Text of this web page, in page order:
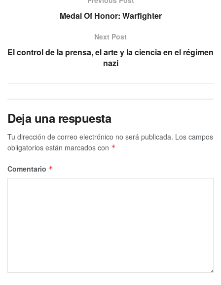
Medal Of Honor: Warfighter
Next Post
El control de la prensa, el arte y la ciencia en el régimen
nazi
Deja una respuesta
Tu dirección de correo electrónico no será publicada. Los campos
obligatorios están marcados con *
Comentario *